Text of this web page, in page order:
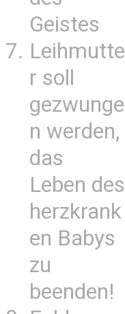
Geistes
Leihmutte
r soll
gezwunge
n werden,
das
Leben des
herzkrank
en Babys
zu
beenden!